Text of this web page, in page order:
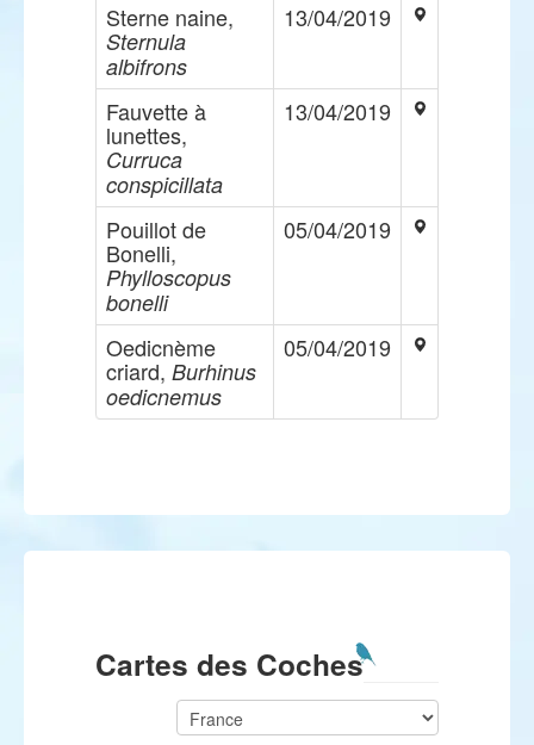
Sterne naine,
Sternula
albifrons
13/04/2019
Fauvette à
lunettes,
Curruca
conspicillata
13/04/2019
Pouillot de
Bonelli,
Phylloscopus
bonelli
05/04/2019
Oedicnème
criard, Burhinus
oedicnemus
05/04/2019
Cartes des Coches